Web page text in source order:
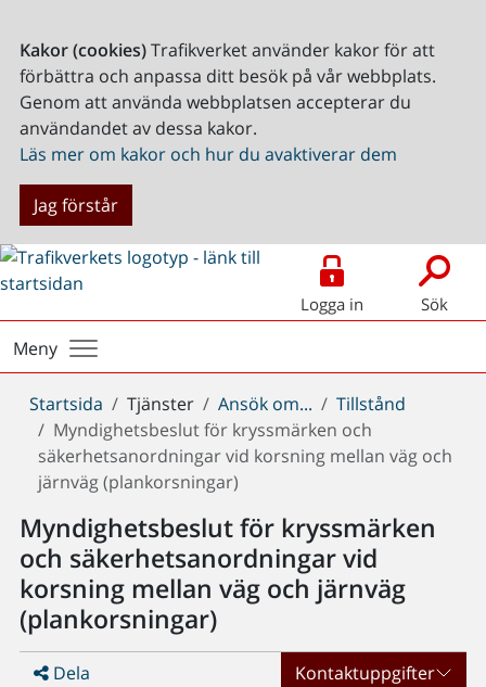
Kakor (cookies)Trafikverket använder kakor för att
förbättra och anpassa ditt besök på vår webbplats.
Genom att använda webbplatsen accepterar du
användandet av dessa kakor.
Läs mer om kakor och hur du avaktiverar dem
Jag förstår
Logga in Sök
Meny
Du
är
här:
Startsida Tjänster Ansök om...
Tillstånd
Myndighetsbeslut för kryssmärken och
säkerhetsanordningar vid korsning mellan väg och
järnväg (plankorsningar)
Myndighetsbeslut för kryssmärken
och säkerhetsanordningar vid
korsning mellan väg och järnväg
(plankorsningar)
Dela Kontaktuppgifter